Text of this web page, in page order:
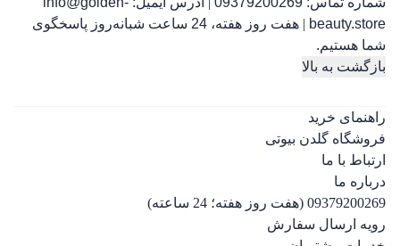
beauty.store
|
هفت روز هفته، 24 ساعت شبانه‌روز پاسخگوی
شما هستیم.
بازگشت به بالا
راهنمای خرید
فروشگاه گلدن بیوتی
ارتباط با ما
درباره ما
09379200269 (هفت روز هفته؛ 24 ساعته)
رویه ارسال سفارش